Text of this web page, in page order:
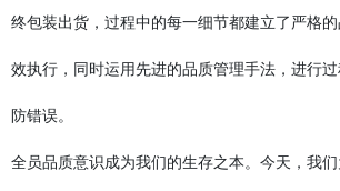
终包装出货，过程中的每一细节都建立了严格
效执行，同时运用先进的品质管理手法，进行
防错误。
全员品质意识成为我们的生存之本。今天，我